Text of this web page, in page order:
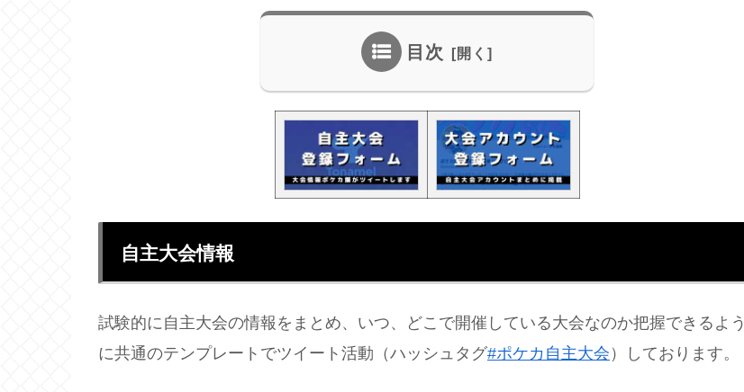
目次
自主大会情報
試験的に自主大会の情報をまとめ、いつ、どこで開催している大会なのか把握できるよう
に共通のテンプレートでツイート活動（ハッシュタグ#ポケカ自主大会 ）しております。